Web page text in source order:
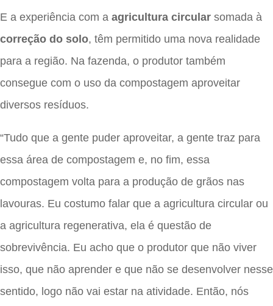
E a experiência com a agricultura circular somada à
correção do solo, têm permitido uma nova realidade
para a região. Na fazenda, o produtor também
consegue com o uso da compostagem aproveitar
diversos resíduos.
“Tudo que a gente puder aproveitar, a gente traz para
essa área de compostagem e, no fim, essa
compostagem volta para a produção de grãos nas
lavouras. Eu costumo falar que a agricultura circular ou
a agricultura regenerativa, ela é questão de
sobrevivência. Eu acho que o produtor que não viver
isso, que não aprender e que não se desenvolver nesse
sentido, logo não vai estar na atividade. Então, nós